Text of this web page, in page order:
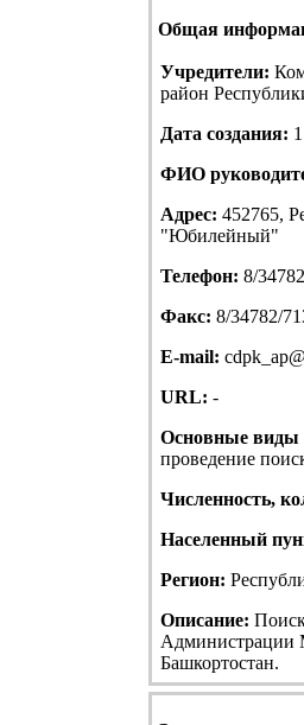
Общая
Учредители:
район
Дата создания:
ФИО
Адрес: 452765,
"Юбилейный"
Телефон: 8/
Факс: 8/34782/
E-mail:
URL: -
Основные виды
проведение
Численность,
Населенный
Регион:
Описание:
Администрации
Башкортостан.